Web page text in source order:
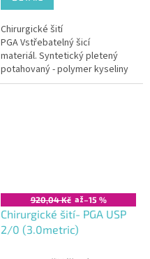
Chirurgické šití
PGA Vstřebatelný šicí
materiál. Syntetický pletený
potahovaný - polymer kyseliny
glykolové
920,04 Kč až–15 %
Chirurgické šití- PGA USP
2/0 (3.0metric)